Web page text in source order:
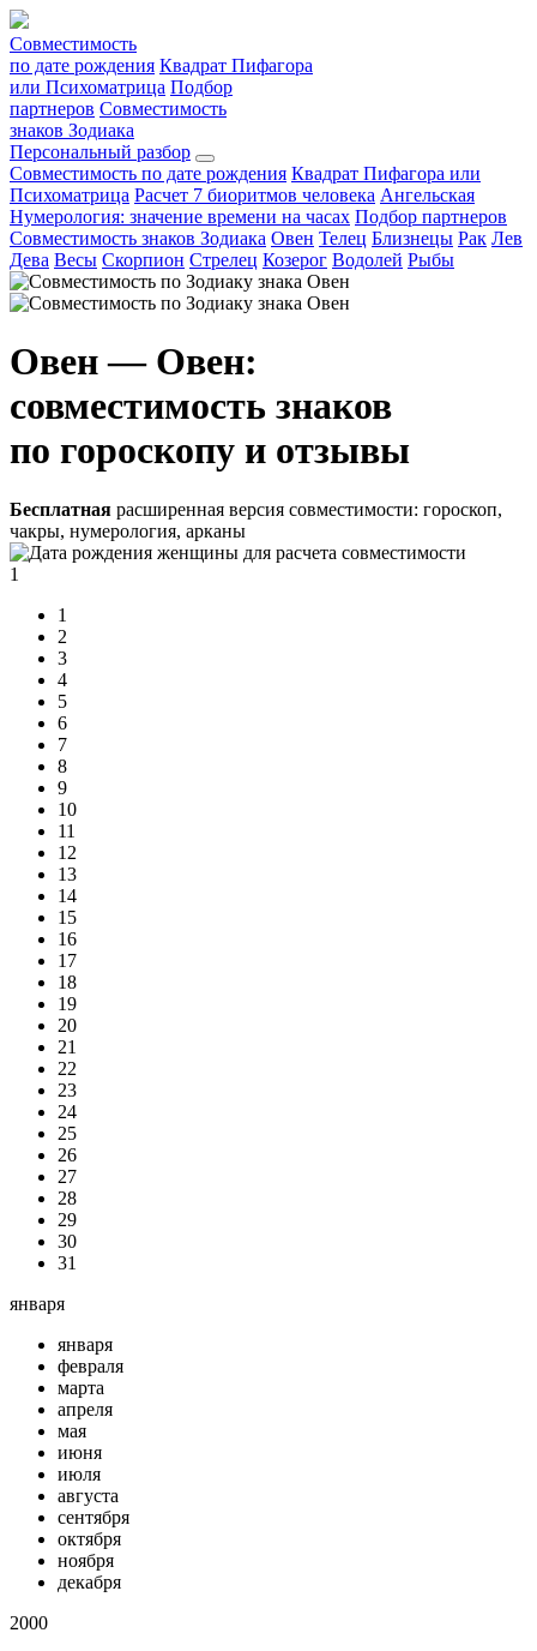
Совместимость
по дате рождения Квадрат Пифагора
или Психоматрица Подбор
партнеров Совместимость
знаков Зодиака
Персональный разбор
Совместимость по дате рождения Квадрат Пифагора или
Психоматрица Расчет 7 биоритмов человека Ангельская
Нумерология: значение времени на часах Подбор партнеров
Совместимость знаков Зодиака Овен Телец Близнецы Рак Лев
Дева Весы Скорпион Стрелец Козерог Водолей Рыбы
Овен — Овен:
совместимость знаков
по гороскопу и отзывы
Бесплатная расширенная версия совместимости: гороскоп,
чакры, нумерология, арканы
1
1
2
3
4
5
6
7
8
9
10
11
12
13
14
15
16
17
18
19
20
21
22
23
24
25
26
27
28
29
30
31
января
января
февраля
марта
апреля
мая
июня
июля
августа
сентября
октября
ноября
декабря
2000